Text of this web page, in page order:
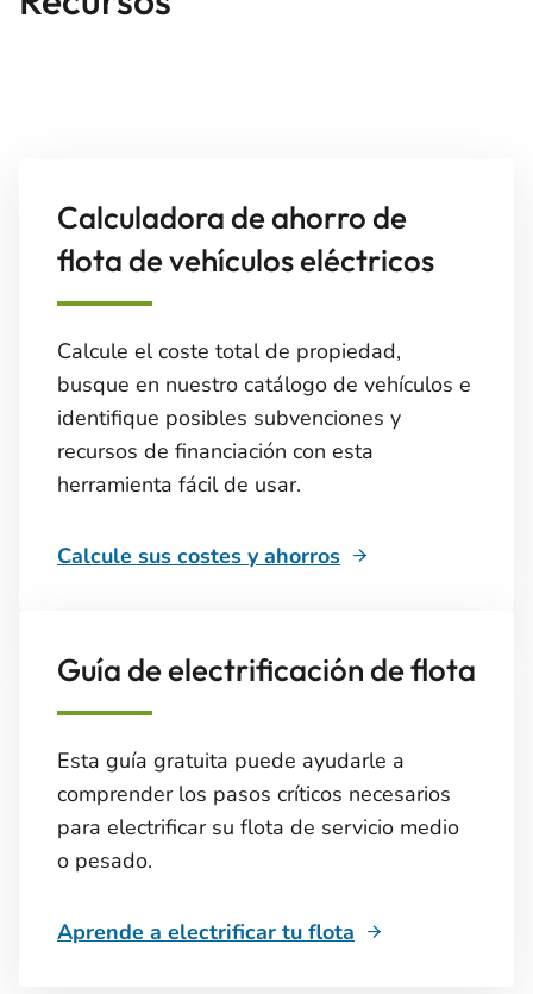
Calculadora de ahorro de
flota de vehículos eléctricos
Calcule el coste total de propiedad,
busque en nuestro catálogo de vehículos e
identifique posibles subvenciones y
recursos de financiación con esta
herramienta fácil de usar.
Calcule sus costes y ahorros
Guía de electrificación de flota
Esta guía gratuita puede ayudarle a
comprender los pasos críticos necesarios
para electrificar su flota de servicio medio
o pesado.
Aprende a electrificar tu flota